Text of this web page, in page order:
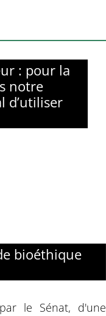
: pour la
notre
d’utiliser
bioéthique
le Sénat, d'une